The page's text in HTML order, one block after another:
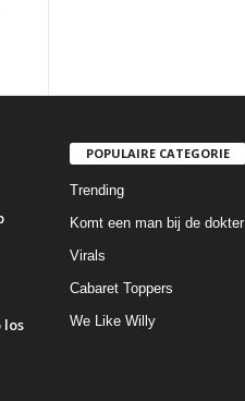
los
POPULAIRE CATEGORIE
Trending
Komt een man bij de dokter
Virals
Cabaret Toppers
We Like Willy